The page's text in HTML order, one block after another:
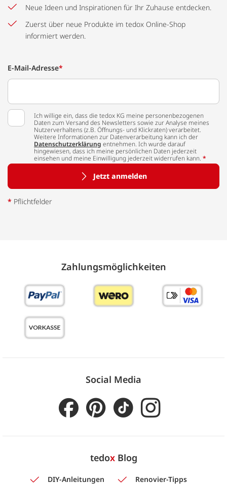
Neue Ideen und Inspirationen für Ihr Zuhause entdecken.
Zuerst über neue Produkte im tedox Online-Shop
informiert werden.
E-Mail-Adresse*
Ich willige ein, dass die tedox KG meine personenbezogenen
Daten zum Versand des Newsletters sowie zur Analyse meines
Nutzerverhaltens (z.B. Öffnungs- und Klickraten) verarbeitet.
Weitere Informationen zur Datenverarbeitung kann ich der
Datenschutzerklärung entnehmen. Ich wurde darauf
hingewiesen, dass ich meine persönlichen Daten jederzeit
einsehen und meine Einwilligung jederzeit widerrufen kann. *
Jetzt anmelden
* Pflichtfelder
Zahlungs­möglich­keiten
Social Media
tedoxBlog
DIY-Anleitungen
Renovier-Tipps